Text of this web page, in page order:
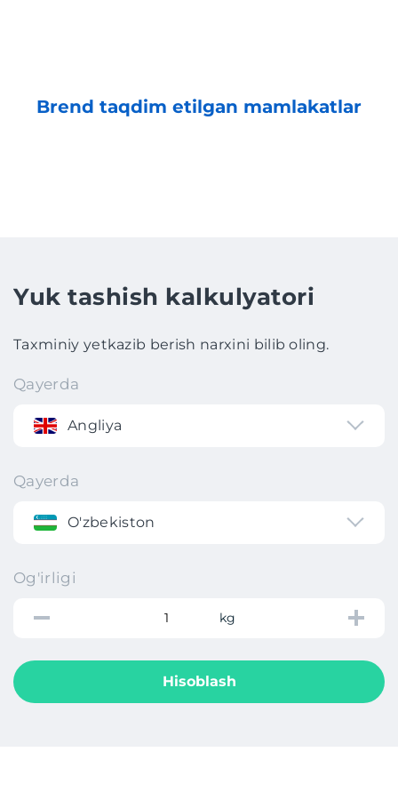
Brend taqdim etilgan mamlakatlar
Yuk tashish kalkulyatori
Taxminiy yetkazib berish narxini bilib oling.
Qayerda
Angliya
Qayerda
O'zbekiston
Og'irligi
kg
Hisoblash